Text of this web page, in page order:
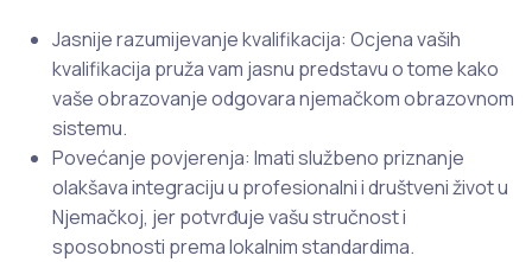
Jasnije razumijevanje kvalifikacija: Ocjena vaših
kvalifikacija pruža vam jasnu predstavu o tome kako
vaše obrazovanje odgovara njemačkom obrazovnom
sistemu.
Povećanje povjerenja: Imati službeno priznanje
olakšava integraciju u profesionalni i društveni život u
Njemačkoj, jer potvrđuje vašu stručnost i
sposobnosti prema lokalnim standardima.